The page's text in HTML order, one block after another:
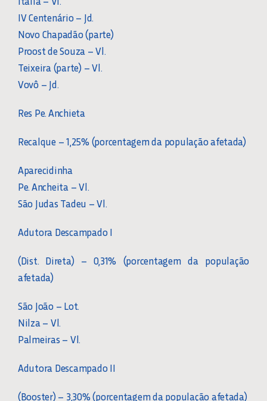
IV Centenário – Jd.
Novo Chapadão (parte)
Proost de Souza – Vl.
Teixeira (parte) – Vl.
Vovô – Jd.
Res Pe. Anchieta
Recalque – 1,25% (porcentagem da população afetada)
Aparecidinha
Pe. Ancheita – Vl.
São Judas Tadeu – Vl.
Adutora Descampado I
(Dist. Direta) – 0,31% (porcentagem da população
afetada)
São João – Lot.
Nilza – Vl.
Palmeiras – Vl.
Adutora Descampado II
(Booster) – 3,30% (porcentagem da população afetada)